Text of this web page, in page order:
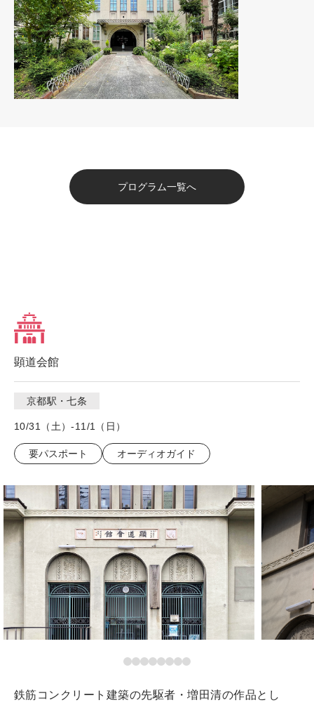
プログラム一覧へ
顕道会館
京都駅・七条
10/31（土）-11/1（日）
要パスポート オーディオガイド
鉄筋コンクリート建築の先駆者・増田清の作品とし